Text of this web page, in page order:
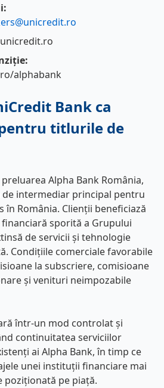
alphabank
Bank ca
titlurile de
Alpha Bank România,
de intermediar principal pentru
în România. Clienții beneficiază
sporită a Grupului
de servicii și tehnologie
Condițiile comerciale favorabile
la subscriere, comisioane
și venituri neimpozabile
într-un mod controlat și
continuitatea serviciilor
ai Alpha Bank, în timp ce
unei instituții financiare mai
poziționată pe piață.